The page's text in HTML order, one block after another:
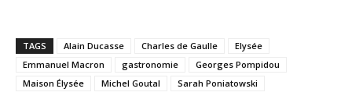
TAGS Alain Ducasse Charles de Gaulle
Elysée
Emmanuel Macron
gastronomie
Georges Pompidou
Maison Élysée
Michel Goutal Sarah Poniatowski